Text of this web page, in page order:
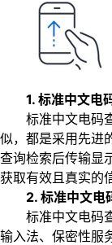
1. 标准中文电
标准中文电码查
似，都是采用先进
查询检索后传输显
获取有效且真实的
2. 标准中文电
标准中文电码查
输入法、保密性服